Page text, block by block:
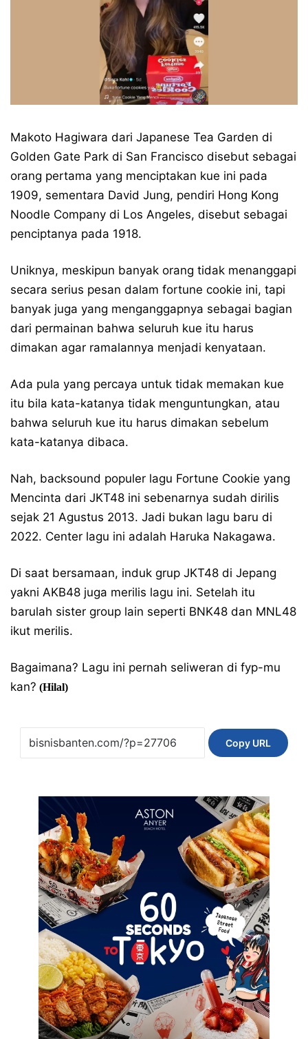
Makoto Hagiwara dari Japanese Tea Garden di
Golden Gate Park di San Francisco disebut sebagai
orang pertama yang menciptakan kue ini pada
1909, sementara David Jung, pendiri Hong Kong
Noodle Company di Los Angeles, disebut sebagai
penciptanya pada 1918.
Uniknya, meskipun banyak orang tidak menanggapi
secara serius pesan dalam fortune cookie ini, tapi
banyak juga yang menganggapnya sebagai bagian
dari permainan bahwa seluruh kue itu harus
dimakan agar ramalannya menjadi kenyataan.
Ada pula yang percaya untuk tidak memakan kue
itu bila kata-katanya tidak menguntungkan, atau
bahwa seluruh kue itu harus dimakan sebelum
kata-katanya dibaca.
Nah, backsound populer lagu Fortune Cookie yang
Mencinta dari JKT48 ini sebenarnya sudah dirilis
sejak 21 Agustus 2013. Jadi bukan lagu baru di
2022. Center lagu ini adalah Haruka Nakagawa.
Di saat bersamaan, induk grup JKT48 di Jepang
yakni AKB48 juga merilis lagu ini. Setelah itu
barulah sister group lain seperti BNK48 dan MNL48
ikut merilis.
Bagaimana? Lagu ini pernah seliweran di fyp-mu
kan? (Hilal)
Copy URL